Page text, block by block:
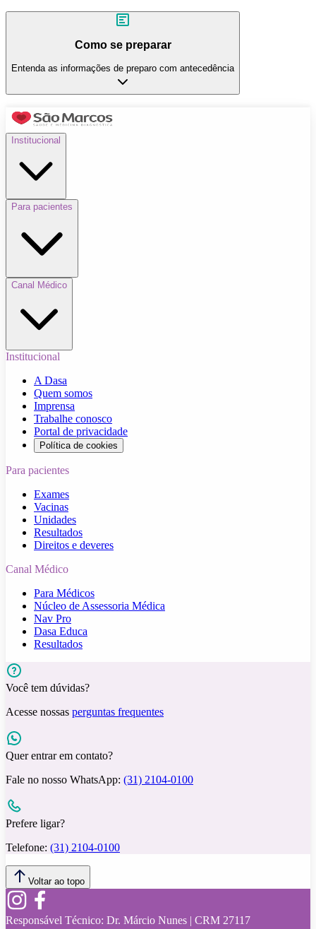
Como se preparar
Entenda as informações de preparo com antecedência
Institucional
Para pacientes
Canal Médico
Institucional
A Dasa
Quem somos
Imprensa
Trabalhe conosco
Portal de privacidade
Política de cookies
Para pacientes
Exames
Vacinas
Unidades
Resultados
Direitos e deveres
Canal Médico
Para Médicos
Núcleo de Assessoria Médica
Nav Pro
Dasa Educa
Resultados
Você tem dúvidas?
Acesse nossas perguntas frequentes
Quer entrar em contato?
Fale no nosso WhatsApp: (31) 2104-0100
Prefere ligar?
Telefone: (31) 2104-0100
Voltar ao topo
Responsável Técnico: Dr. Márcio Nunes | CRM 27117